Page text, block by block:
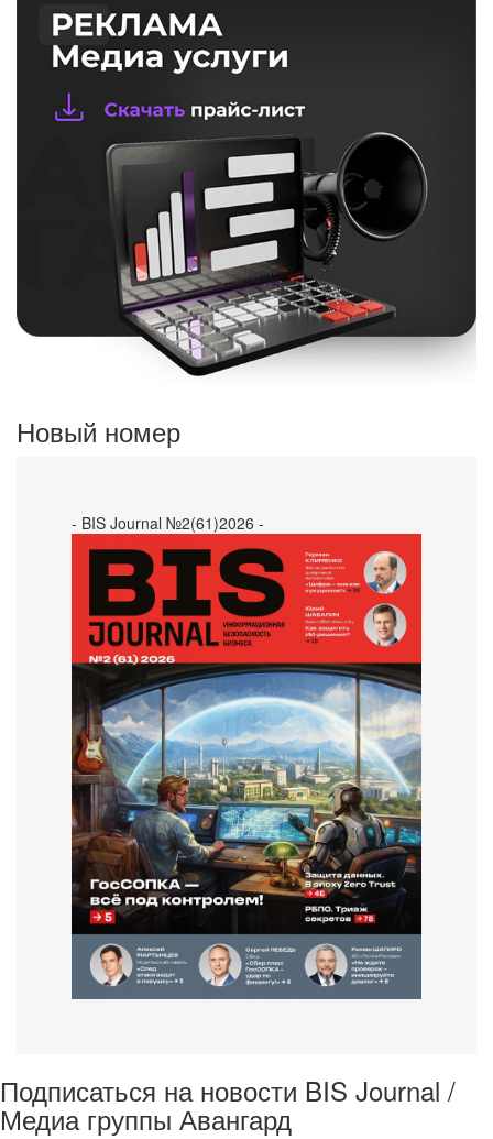
Новый номер
- BIS Journal №2(61)2026 -
Подписаться на новости BIS Journal /
Медиа группы Авангард